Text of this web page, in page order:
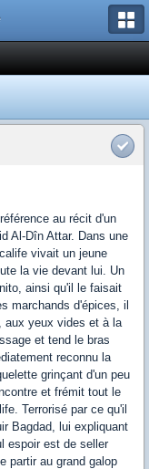
au récit d'un
Al-Dîn Attar. Dans une
vivait un jeune
la vie devant lui. Un
ainsi qu'il le faisait
marchands d'épices, il
aux yeux vides et à la
et tend le bras
reconnu la
grinçant d'un peu
et frémit tout le
Terrorisé par ce qu'il
Bagdad, lui expliquant
espoir est de seller
partir au grand galop